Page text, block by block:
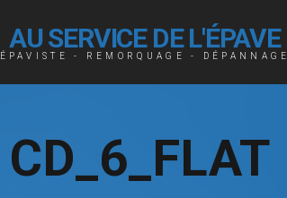
AU SERVICE DE L'ÉPAVE
ÉPAVISTE - REMORQUAGE - DÉPANNAGE
CD_6_FLAT